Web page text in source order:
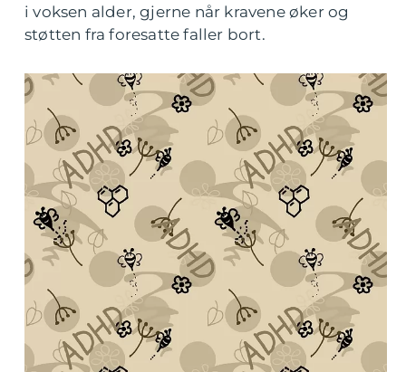
i voksen alder, gjerne når kravene øker og
støtten fra foresatte faller bort.